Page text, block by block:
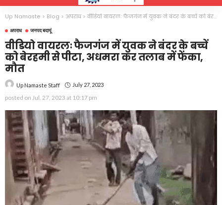
Up Namaste > Blog > अपराध>वीडियो वायरलः फैजगंज में युवक ने बंदर के बच्चें को बेरहमी से पीटा, अधमरा कर तलाब में फेंका, मौत
अपराध जनपद बदायूं
वीडियो वायरलः फैजगंज में युवक ने बंदर के बच्चें
को बेरहमी से पीटा, अधमरा कर तलाब में फेंका,
मौत
Up Namaste Staff July 27, 2023
posted on Jul. 27, 2023 at 10:17 pm